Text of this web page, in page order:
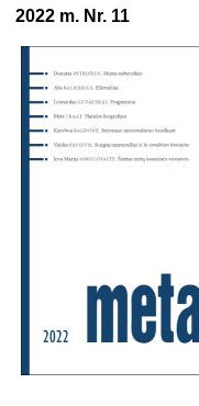
2022 m. Nr. 11